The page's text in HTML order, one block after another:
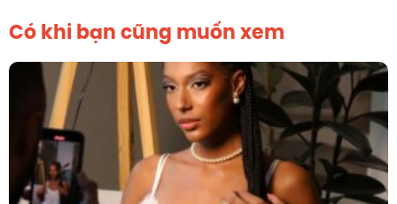
Có khi bạn cũng muốn xem